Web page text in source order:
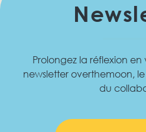
Prolongez la réflexion
newsletter overthemoon,
du